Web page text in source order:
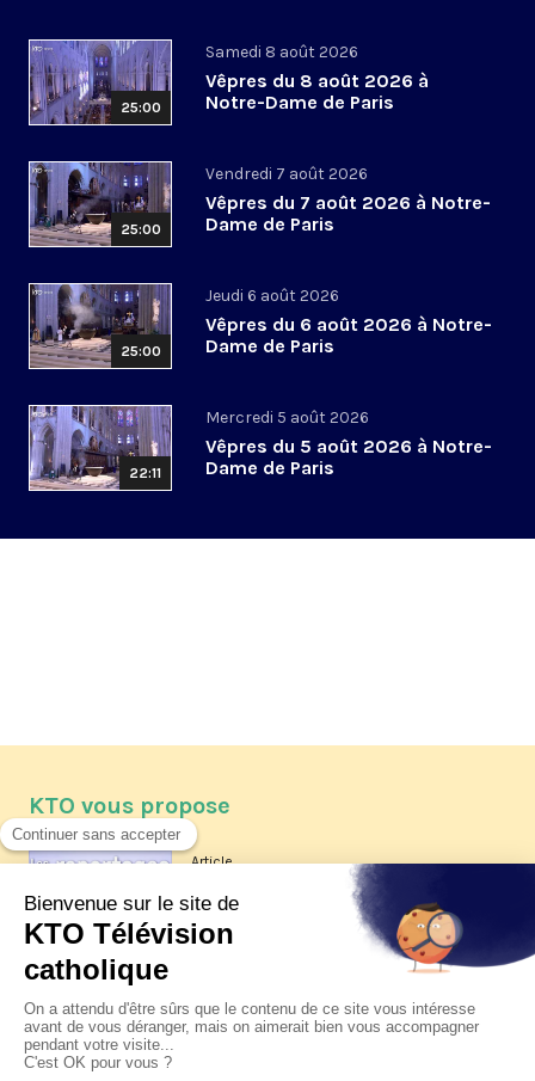
25:00
Samedi 8 août 2026
Vêpres du 8 août 2026 à
Notre-Dame de Paris
25:00
Vendredi 7 août 2026
Vêpres du 7 août 2026 à Notre-
Dame de Paris
25:00
Jeudi 6 août 2026
Vêpres du 6 août 2026 à Notre-
Dame de Paris
22:11
Mercredi 5 août 2026
Vêpres du 5 août 2026 à Notre-
Dame de Paris
KTO vous propose
Article
Les reportages d'été 2026 de KTO
La visite pastorale du pape Léon
XIV à Assise à suivre sur KTO le
jeudi 6 août